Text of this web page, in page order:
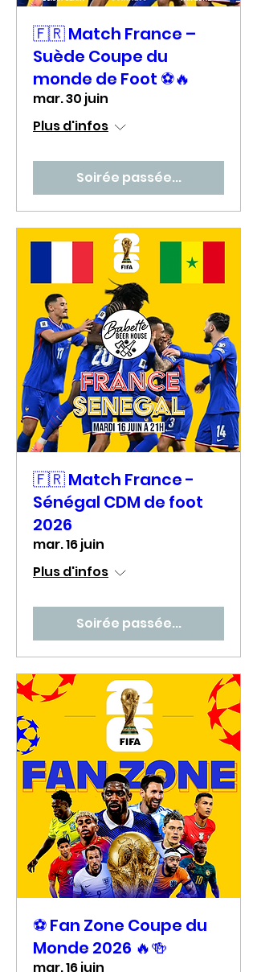
🇫🇷 Match France –
Suède Coupe du
monde de Foot ⚽🔥
mar. 30 juin
Plus d'infos
Soirée passée...
🇫🇷 Match France -
Sénégal CDM de foot
2026
mar. 16 juin
Plus d'infos
Soirée passée...
⚽ Fan Zone Coupe du
Monde 2026 🔥🍻
mar. 16 juin